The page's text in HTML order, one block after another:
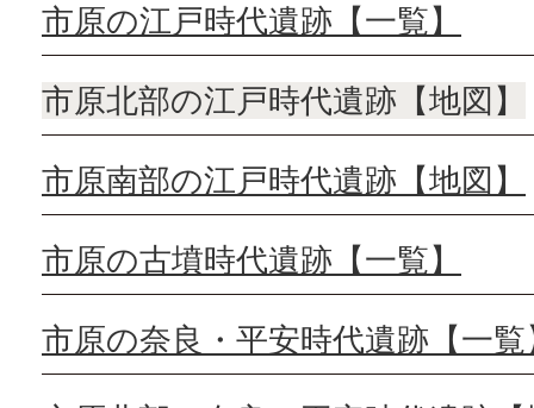
市原の江戸時代遺跡【一覧】
市原北部の江戸時代遺跡【地図】
市原南部の江戸時代遺跡【地図】
市原の古墳時代遺跡【一覧】
市原の奈良・平安時代遺跡【一覧